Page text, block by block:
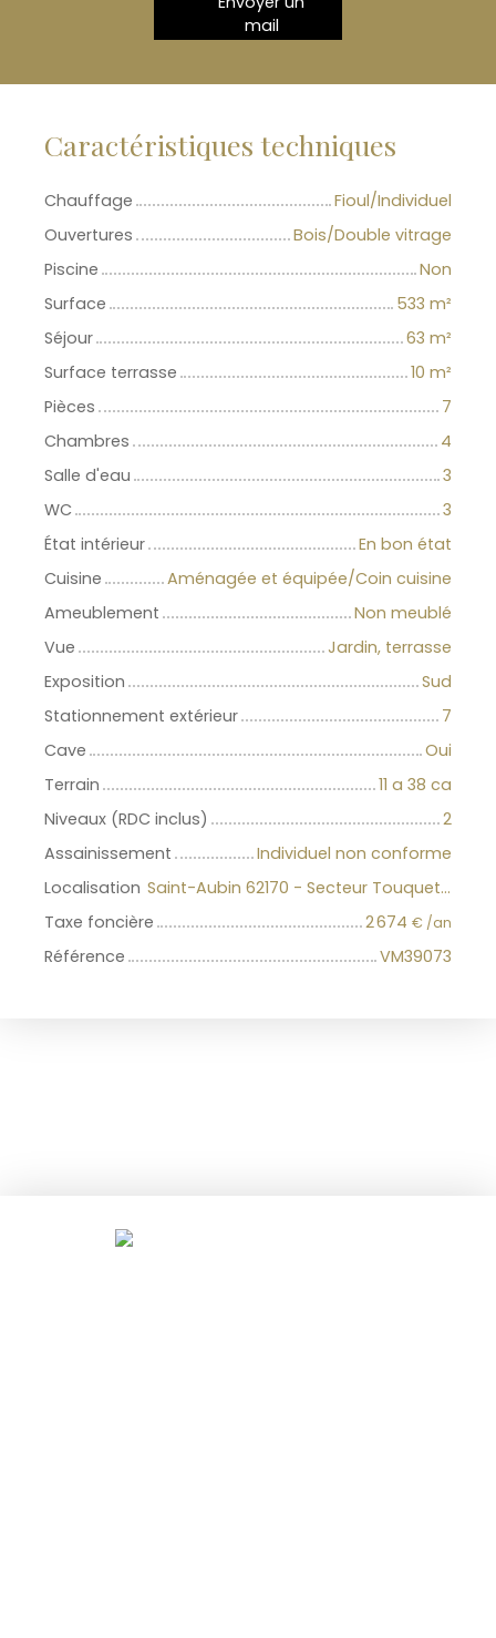
mail
Caractéristiques techniques
Chauffage
Fioul/Individuel
Ouvertures
Bois/Double vitrage
Piscine
Non
Surface
533 m²
Séjour
63 m²
Surface terrasse
10 m²
Pièces
7
Chambres
4
Salle d'eau
3
WC
3
État intérieur
En bon état
Cuisine
Aménagée et équipée/Coin cuisine
Ameublement
Non meublé
Vue
Jardin, terrasse
Exposition
Sud
Stationnement extérieur
7
Cave
Oui
Terrain
11 a 38 ca
Niveaux (RDC inclus)
2
Assainissement
Individuel non conforme
Localisation
Saint-Aubin 62170 - Secteur Touquet-Forêt
Taxe foncière
2 674 € /an
Référence VM39073